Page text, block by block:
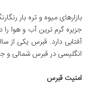
بازارهای میوه و تره بار
آفتابی دارد. قبرس یکی از
انگلیسی در قبرس شمالی
امنیت قبرس